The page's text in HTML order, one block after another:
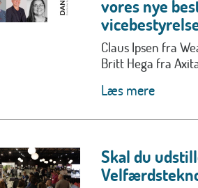
vores nye
Claus Ipsen fra
Britt Hega fra
Læs mere
Skal du